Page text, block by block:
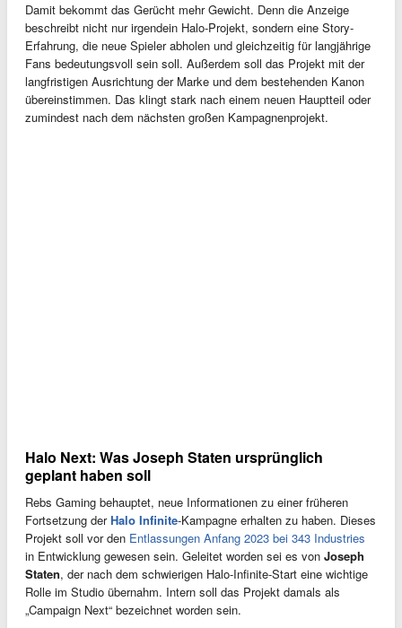
Damit bekommt das Gerücht mehr Gewicht. Denn die Anzeige
beschreibt nicht nur irgendein Halo-Projekt, sondern eine Story-
Erfahrung, die neue Spieler abholen und gleichzeitig für langjährige
Fans bedeutungsvoll sein soll. Außerdem soll das Projekt mit der
langfristigen Ausrichtung der Marke und dem bestehenden Kanon
übereinstimmen. Das klingt stark nach einem neuen Hauptteil oder
zumindest nach dem nächsten großen Kampagnenprojekt.
Halo Next: Was Joseph Staten ursprünglich
geplant haben soll
Rebs Gaming behauptet, neue Informationen zu einer früheren
Fortsetzung derHalo Infinite-Kampagne erhalten zu haben. Dieses
Projekt soll vor den Entlassungen Anfang 2023 bei 343 Industries
in Entwicklung gewesen sein. Geleitet worden sei es von Joseph
Staten, der nach dem schwierigen Halo-Infinite-Start eine wichtige
Rolle im Studio übernahm. Intern soll das Projekt damals als
„Campaign Next“ bezeichnet worden sein.